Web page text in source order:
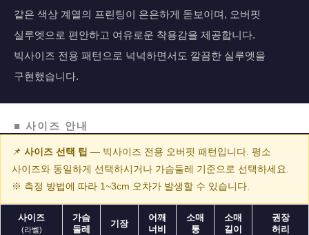
같은 색상 계열의 프린팅이 은은하게 돋보이며, 오버핏
실루엣으로 편안하고 여유로운 착용감을 제공합니다.
빅사이즈 전용 패턴으로 넉넉하면서도 깔끔한 실루엣을
구현했습니다.
■ 사이즈 안내
📌 사이즈 선택 팁 — 빅사이즈 전용 오버핏 패턴입니다. 평소
사이즈와 동일하게 선택하시거나 가슴둘레 기준으로 선택하세요.
※ 측정 방법에 따라 1~3cm 오차가 발생할 수 있습니다.
사이즈
(라벨)
가슴
둘레
기장
어깨
너비
소매
통
소매
길이
권장
허리